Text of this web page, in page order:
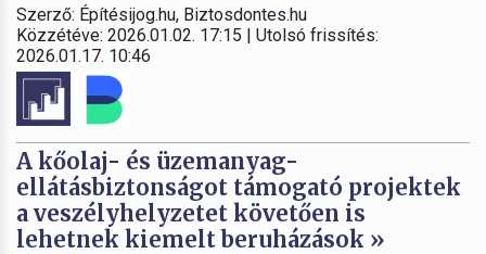
Szerző: Építésijog.hu, Biztosdontes.hu
Közzétéve: 2026.01.02. 17:15 | Utolsó frissítés:
2026.01.17. 10:46
A kőolaj- és üzemanyag-
ellátásbiztonságot támogató projektek
a veszélyhelyzetet követően is
lehetnek kiemelt beruházások »